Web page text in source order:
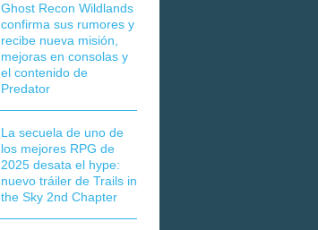
Ghost Recon Wildlands
confirma sus rumores y
recibe nueva misión,
mejoras en consolas y
el contenido de
Predator
La secuela de uno de
los mejores RPG de
2025 desata el hype:
nuevo tráiler de Trails in
the Sky 2nd Chapter